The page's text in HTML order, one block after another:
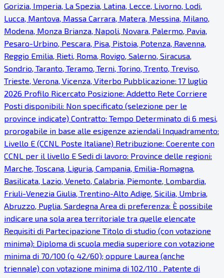
Gorizia, Imperia, La Spezia, Latina, Lecce, Livorno, Lodi,
Lucca, Mantova, Massa Carrara, Matera, Messina, Milano,
Modena, Monza Brianza, Napoli, Novara, Palermo, Pavia,
Pesaro-Urbino, Pescara, Pisa, Pistoia, Potenza, Ravenna,
Reggio Emilia, Rieti, Roma, Rovigo, Salerno, Siracusa,
Sondrio, Taranto, Teramo, Terni, Torino, Trento, Treviso,
Trieste, Verona, Vicenza, Viterbo Pubblicazione: 17 luglio
2026 Profilo Ricercato Posizione: Addetto Rete Corriere
Posti disponibili: Non specificato (selezione per le
province indicate) Contratto: Tempo Determinato di 6 mesi,
prorogabile in base alle esigenze aziendali Inquadramento:
Livello E (CCNL Poste Italiane) Retribuzione: Coerente con
CCNL per il livello E Sedi di lavoro: Province delle regioni:
Marche, Toscana, Liguria, Campania, Emilia-Romagna,
Basilicata, Lazio, Veneto, Calabria, Piemonte, Lombardia,
Friuli-Venezia Giulia, Trentino-Alto Adige, Sicilia, Umbria,
Abruzzo, Puglia, Sardegna Area di preferenza: È possibile
indicare una sola area territoriale tra quelle elencate
Requisiti di Partecipazione Titolo di studio (con votazione
minima): Diploma di scuola media superiore con votazione
minima di 70/100 (o 42/60); oppure Laurea (anche
triennale) con votazione minima di 102/110 . Patente di